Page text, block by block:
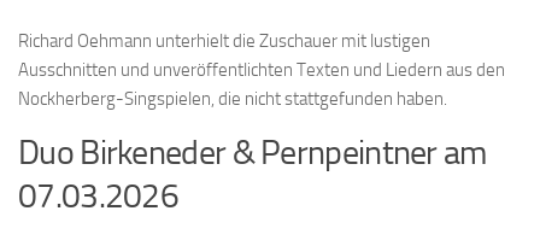
Richard Oehmann unterhielt die Zuschauer mit lustigen
Ausschnitten und unveröffentlichten Texten und Liedern aus den
Nockherberg-Singspielen, die nicht stattgefunden haben.
Duo Birkeneder & Pernpeintner am
07.03.2026